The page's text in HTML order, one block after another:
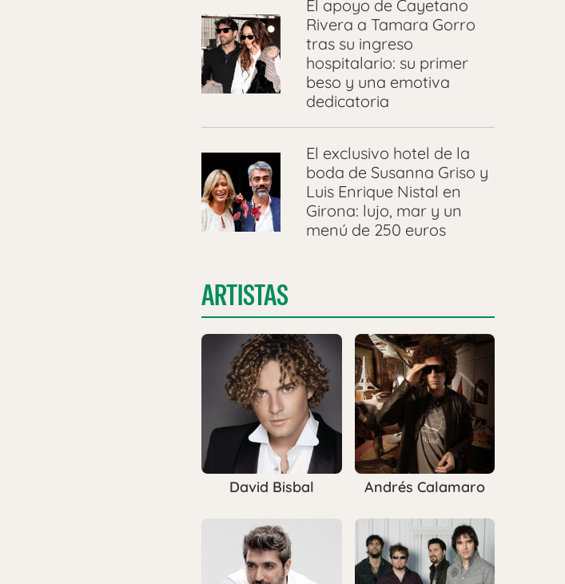
El apoyo de Cayetano
Rivera a Tamara Gorro
tras su ingreso
hospitalario: su primer
beso y una emotiva
dedicatoria
El exclusivo hotel de la
boda de Susanna Griso y
Luis Enrique Nistal en
Girona: lujo, mar y un
menú de 250 euros
ARTISTAS
David Bisbal Andrés Calamaro